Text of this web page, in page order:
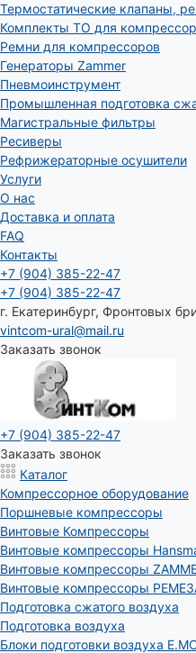
Термостатические клапаны,
Комплекты ТО для
Ремни для компрессоров
Генераторы Zammer
Пневмоинструмент
Промышленная подготовка
Магистральные фильтры
Ресиверы
Рефрижераторные осушители
Услуги
О нас
Доставка и оплата
FAQ
Контакты
+7 (904) 385-22-47
+7 (904) 385-22-47
г. Екатеринбург, Фронтовых
vintcom-ural@mail.ru
Заказать звонок
+7 (904) 385-22-47
Заказать звонок
Каталог
Компрессорное оборудование
Поршневые компрессоры
Винтовые Компрессоры
Винтовые компрессоры
Винтовые компрессоры
Винтовые компрессоры
Подготовка сжатого воздуха
Подготовка воздуха
Блоки подготовки воздуха